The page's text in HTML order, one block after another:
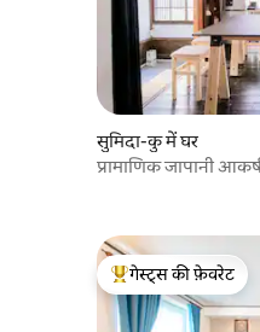
तरह हवादार है। हमारा आवास भी ह्यूमिडिफायर के
साथ एयर क्लैरनर से सुसज्जित है।
आने से पहले अपने जूते
ताकि आप अंदर की जगह
सामान्य कमरे की
उजागर धातु के हिस्सों
निष्फल करते हैं। हम आपको आवास पर उच्च ग्रेड और
में प्रदान करते हैं। आवास के पास एक सुपरमार्केट है।
हमारी रसोई प्रामाणिक
पकाने के उपकरणों से
बनाना पसंद नहीं करते
आनंद ले सकते हैं। नारिता हवाई अड्डे/हनेडा हवाई
सुमिदा-कु में घर
प्रामाणिक जापानी
गेस्ट्स का टॉप फ़ेवरेट
गेस्ट्स की फ़ेवरेट